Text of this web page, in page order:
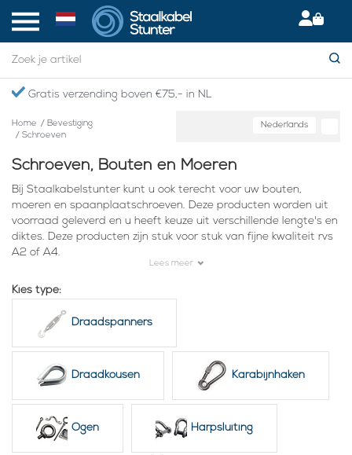
Gratis verzending boven €75,- in NL
Home / Bevestiging
/ Schroeven
Nederlands
Schroeven, Bouten en Moeren
Bij Staalkabelstunter kunt u ook terecht voor uw bouten,
moeren en spaanplaatschroeven. Deze producten worden uit
voorraad geleverd en u heeft keuze uit verschillende lengte's en
diktes. Deze producten zijn stuk voor stuk van fijne kwaliteit rvs
A2 of A4.
Zeskantbouten
Zeskantmoeren
Lenskopbouten
Spaanplaatschroeven
Keilbouten
Lees meer
Kies type:
Draadspanners
Draadkousen Karabijnhaken
Ogen Harpsluiting